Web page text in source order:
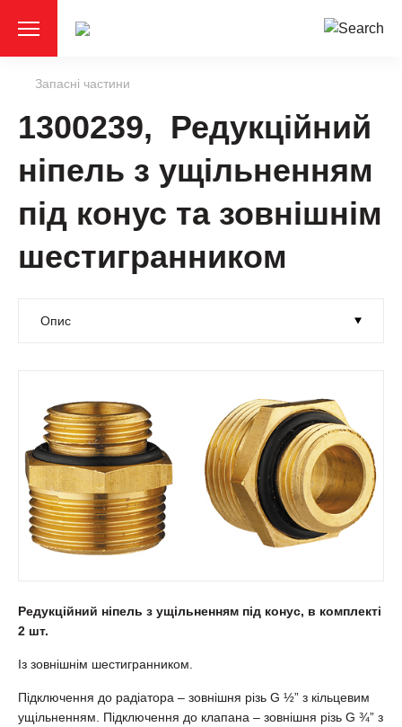
Запасні частини
1300239, Редукційний
ніпель з ущільненням
під конус та зовнішнім
шестигранником
Редукційний ніпель з ущільненням під конус, в комплекті
2 шт.
Із зовнішнім шестигранником.
Підключення до радіатора – зовнішня різь G ½” з кільцевим
ущільненням. Підключення до клапана – зовнішня різь G ¾” з